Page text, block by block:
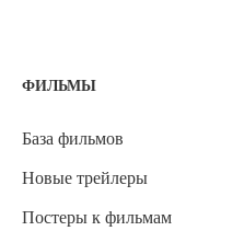
ФИЛЬМЫ
База фильмов
Новые трейлеры
Постеры к фильмам